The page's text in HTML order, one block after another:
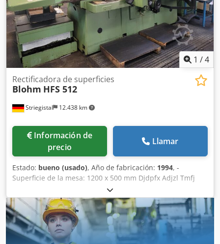
1 /4
Striegistal 12.438 km
Rectificadora de superficies
Blohm HFS 512
Información de
precio
Llamar
Estado: bueno (usado), Año de fabricación: 1994, -
Superficie de la mesa: 1200 x 500 mm Djdpfx Adjzl Tmfj
Rock - Longitud máxima de lijado: 1200 mm - Anchura
máxima de lijado: 500 mm